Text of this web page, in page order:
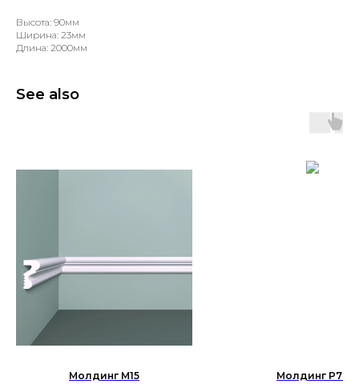
Высота: 90мм
Ширина: 23мм
Длина: 2000мм
See also
Молдинг М15
Молдинг P72